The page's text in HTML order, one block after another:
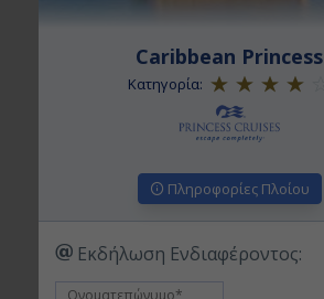
Caribbean Princess
Κατηγορία:
Πληροφορίες Πλοίου
Εκδήλωση Ενδιαφέροντος: